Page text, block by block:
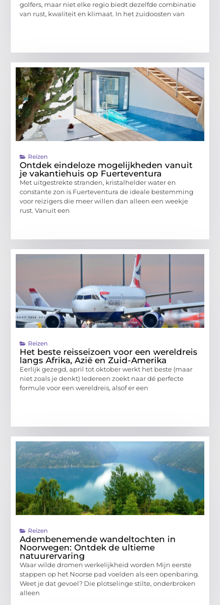
golfers, maar niet elke regio biedt dezelfde combinatie
van rust, kwaliteit en klimaat. In het zuidoosten van
Reizen
Ontdek eindeloze mogelijkheden vanuit
je vakantiehuis op Fuerteventura
Met uitgestrekte stranden, kristalhelder water en
constante zon is Fuerteventura de ideale bestemming
voor reizigers die meer willen dan alleen een weekje
rust. Vanuit een
Reizen
Het beste reisseizoen voor een wereldreis
langs Afrika, Azië en Zuid-Amerika
Eerlijk gezegd, april tot oktober werkt het beste (maar
niet zoals je denkt) Iedereen zoekt naar dé perfecte
formule voor een wereldreis, alsof er een
Reizen
Adembenemende wandeltochten in
Noorwegen: Ontdek de ultieme
natuurervaring
Waar wilde dromen werkelijkheid worden Mijn eerste
stappen op het Noorse pad voelden als een openbaring.
Weet je dat gevoel? Die plotselinge stilte, onderbroken
alleen